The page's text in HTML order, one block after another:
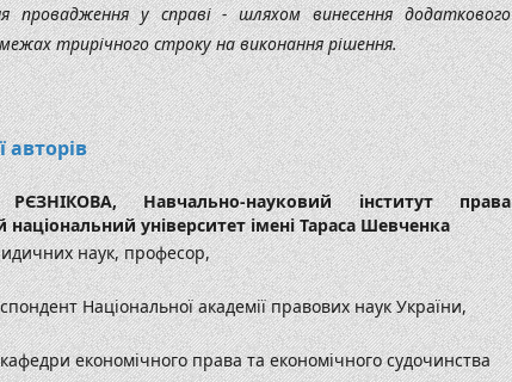
провадження у справі - шляхом винесення додаткового
трирічного строку на виконання рішення.
авторів
РЄЗНІКОВА,Навчально-науковий інститут права
національний університет імені Тараса Шевченка
наук, професор,
Національної академії правових наук України,
економічного права та економічного судочинства